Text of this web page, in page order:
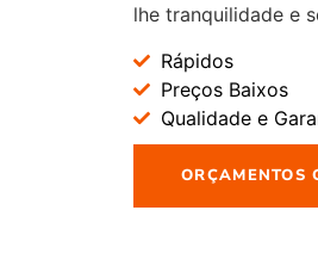
lhe tranquilidade e
Rápidos
Preços Baixos
Qualidade e
ORÇAMENTOS